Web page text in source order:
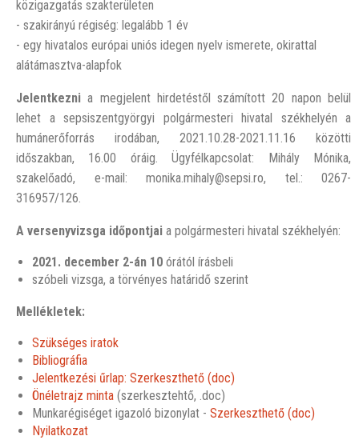
közigazgatás szakterületen
- szakirányú régiség: legalább 1 év
- egy hivatalos európai uniós idegen nyelv ismerete, okirattal
alátámasztva-alapfok
Jelentkezni a megjelent hirdetéstől számított 20 napon belül
lehet a sepsiszentgyörgyi polgármesteri hivatal székhelyén a
humánerőforrás irodában, 2021.10.28-2021.11.16 közötti
időszakban, 16.00 óráig. Ügyfélkapcsolat: Mihály Mónika,
szakelőadó, e-mail: monika.mihaly@sepsi.ro, tel.: 0267-
316957/126.
A versenyvizsga időpontjai a polgármesteri hivatal székhelyén:
2021. december 2-án 10 órától írásbeli
szóbeli vizsga, a törvényes határidő szerint
Mellékletek:
Szükséges iratok
Bibliográfia
Jelentkezési űrlap: Szerkeszthető (doc)
Önéletrajz minta (szerkesztehtő, .doc)
Munkarégiséget igazoló bizonylat - Szerkeszthető (doc)
Nyilatkozat